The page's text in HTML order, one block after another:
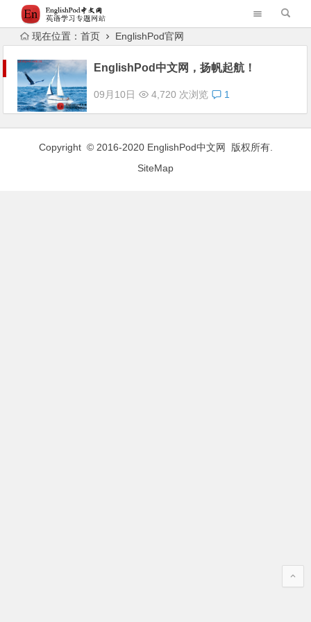
现在位置： 首页 EnglishPod官网
EnglishPod中文网，扬帆起航！
09月10日 4,720 次浏览 1
Copyright © 2016-2020 EnglishPod中文网 版权所有.
SiteMap